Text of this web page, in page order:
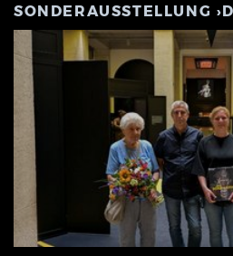
SONDERAUSSTELLUNG